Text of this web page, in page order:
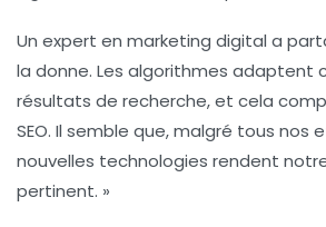
Un expert en marketing digital a
la donne. Les algorithmes adaptent
résultats de recherche, et cela
SEO. Il semble que, malgré tous nos
nouvelles technologies rendent
pertinent. »